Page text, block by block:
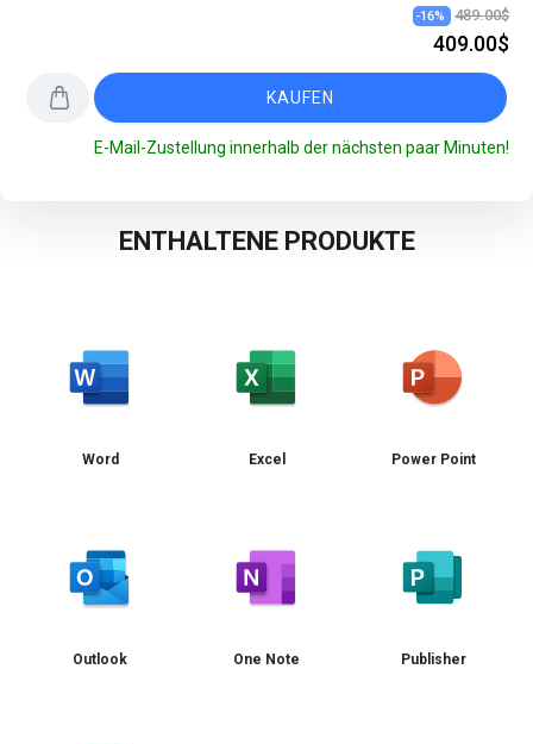
-16% 489.00$
409.00$
KAUFEN
E-Mail-Zustellung innerhalb der nächsten paar Minuten!
ENTHALTENE PRODUKTE
Word Excel Power Point
Outlook One Note Publisher